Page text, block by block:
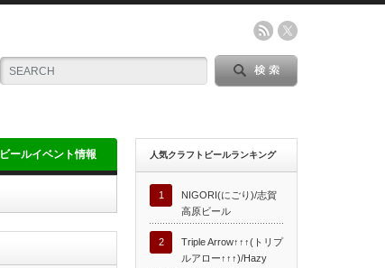
ビールイベント情報 人気クラフトビールランキング
1
NIGORI(にごり)/志賀
高原ビール
2
Triple Arrow↑↑↑(トリプ
ルアロー↑↑↑)/Hazy